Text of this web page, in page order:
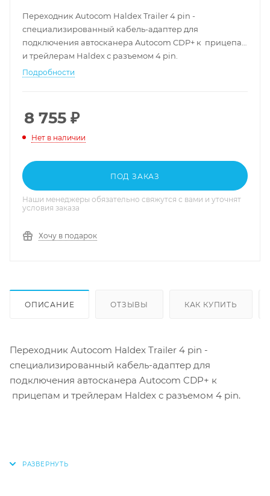
Переходник Autocom Haldex Trailer 4 pin -
специализированный кабель-адаптер для
подключения автосканера Autocom CDP+ к прицепам
и трейлерам Haldex с разъемом 4 pin.
Подробности
8 755 ₽
Нет в наличии
ПОД ЗАКАЗ
Наши менеджеры обязательно свяжутся с вами и уточнят
условия заказа
Хочу в подарок
ОПИСАНИЕ ОТЗЫВЫ КАК КУПИТЬ
Переходник Autocom Haldex Trailer 4 pin -
специализированный кабель-адаптер для
подключения автосканера Autocom CDP+ к
прицепам и трейлерам Haldex с разъемом 4 pin.